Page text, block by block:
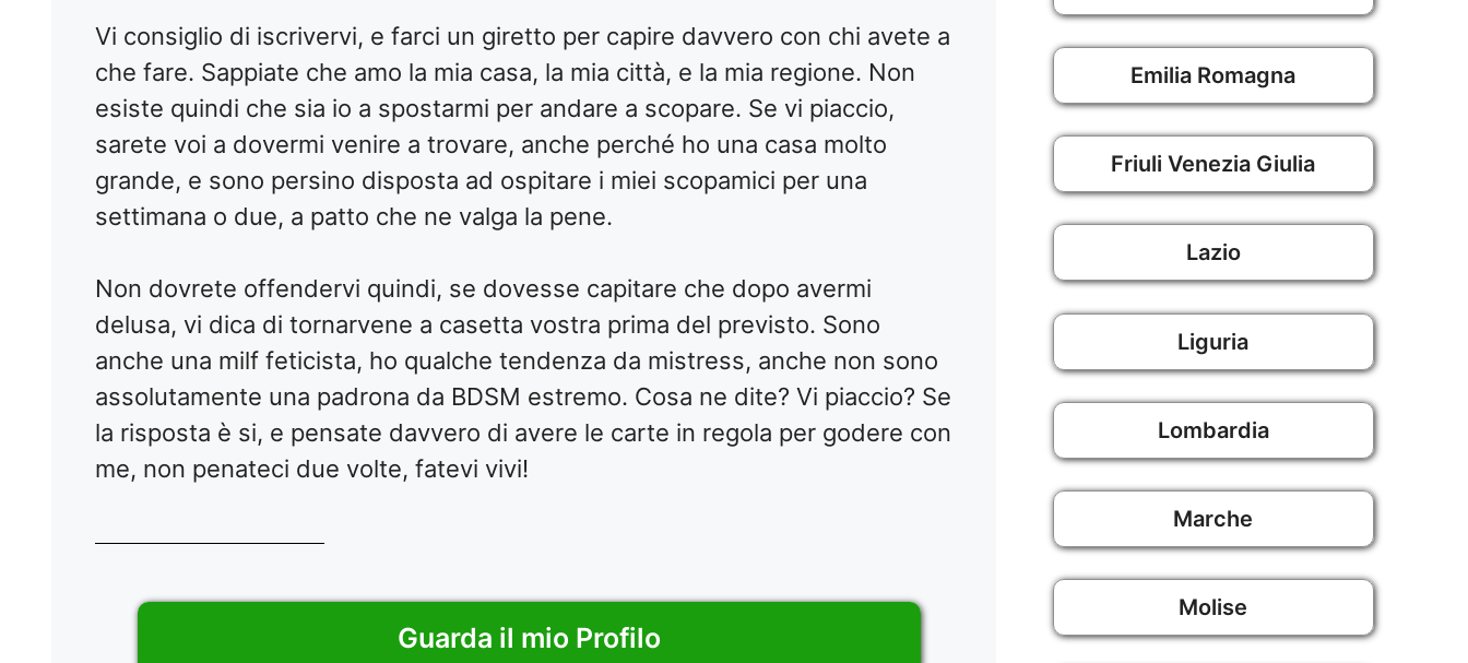
Vi consiglio di iscrivervi, e farci un giretto per capire davvero con chi avete a
che fare. Sappiate che amo la mia casa, la mia città, e la mia regione. Non
esiste quindi che sia io a spostarmi per andare a scopare. Se vi piaccio,
sarete voi a dovermi venire a trovare, anche perché ho una casa molto
grande, e sono persino disposta ad ospitare i miei scopamici per una
settimana o due, a patto che ne valga la pene.
Non dovrete offendervi quindi, se dovesse capitare che dopo avermi
delusa, vi dica di tornarvene a casetta vostra prima del previsto. Sono
anche una milf feticista, ho qualche tendenza da mistress, anche non sono
assolutamente una padrona da BDSM estremo. Cosa ne dite? Vi piaccio? Se
la risposta è si, e pensate davvero di avere le carte in regola per godere con
me, non penateci due volte, fatevi vivi!
Guarda il mio Profilo
Emilia Romagna
Friuli Venezia Giulia
Lazio
Liguria
Lombardia
Marche
Molise